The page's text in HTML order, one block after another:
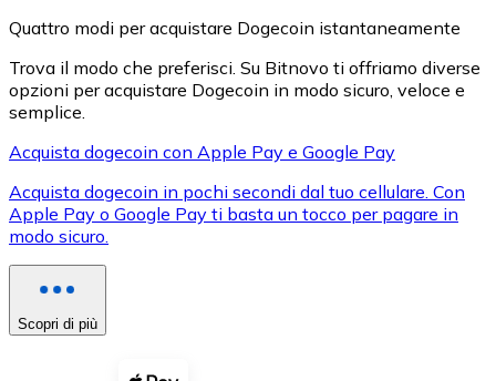
XRP
XRP
Vedi tutto
Buoni cripto
Quattro modi per acquistare Dogecoin istantaneamente
Trova il modo che preferisci. Su Bitnovo ti offriamo diverse
opzioni per acquistare Dogecoin in modo sicuro, veloce e
semplice.
Acquista dogecoin con Apple Pay e Google Pay
Acquista dogecoin in pochi secondi dal tuo cellulare. Con
Apple Pay o Google Pay ti basta un tocco per pagare in
modo sicuro.
Scopri di più